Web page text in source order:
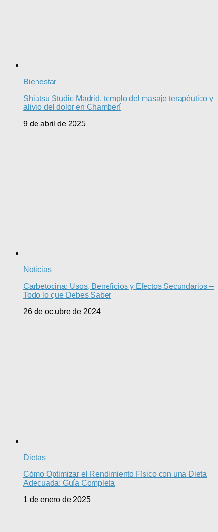
Bienestar
Shiatsu Studio Madrid, templo del masaje terapéutico y
alivio del dolor en Chamberí
9 de abril de 2025
Noticias
Carbetocina: Usos, Beneficios y Efectos Secundarios –
Todo lo que Debes Saber
26 de octubre de 2024
Dietas
Cómo Optimizar el Rendimiento Físico con una Dieta
Adecuada: Guía Completa
1 de enero de 2025